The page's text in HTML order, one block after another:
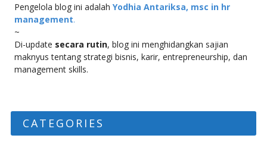
Pengelola blog ini adalah Yodhia Antariksa, msc in hr
management.
~
Di-update secara rutin, blog ini menghidangkan sajian
maknyus tentang strategi bisnis, karir, entrepreneurship, dan
management skills.
CATEGORIES